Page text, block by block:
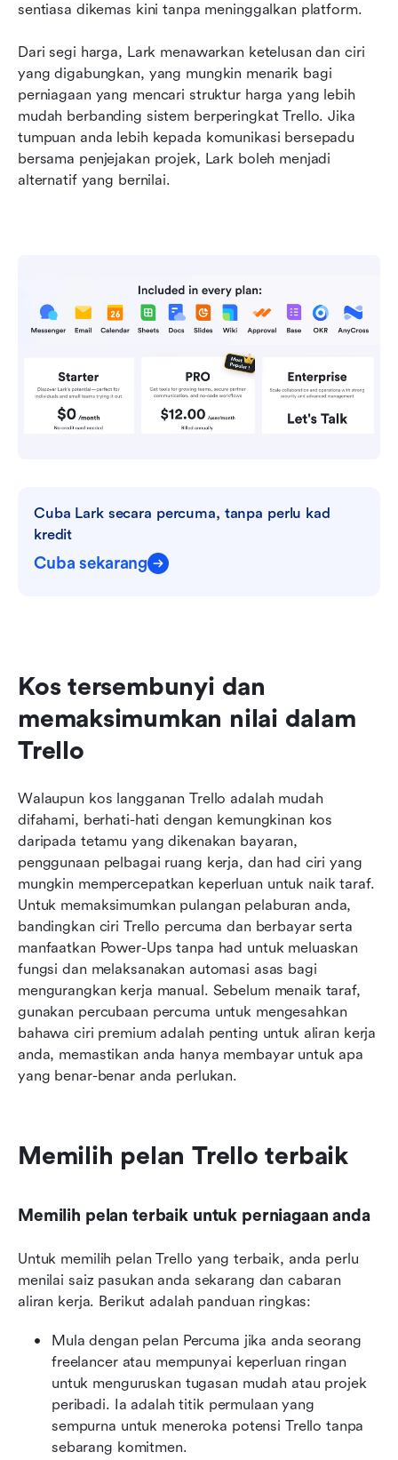
sentiasa dikemas kini tanpa meninggalkan platform.
Dari segi harga, Lark menawarkan ketelusan dan ciri
yang digabungkan, yang mungkin menarik bagi
perniagaan yang mencari struktur harga yang lebih
mudah berbanding sistem berperingkat Trello. Jika
tumpuan anda lebih kepada komunikasi bersepadu
bersama penjejakan projek, Lark boleh menjadi
alternatif yang bernilai.
Cuba Lark secara percuma, tanpa perlu kad
kredit
Cuba sekarang
Kos tersembunyi dan
memaksimumkan nilai dalam
Trello
Walaupun kos langganan Trello adalah mudah
difahami, berhati-hati dengan kemungkinan kos
daripada tetamu yang dikenakan bayaran,
penggunaan pelbagai ruang kerja, dan had ciri yang
mungkin mempercepatkan keperluan untuk naik taraf.
Untuk memaksimumkan pulangan pelaburan anda,
bandingkan ciri Trello percuma dan berbayar serta
manfaatkan Power-Ups tanpa had untuk meluaskan
fungsi dan melaksanakan automasi asas bagi
mengurangkan kerja manual. Sebelum menaik taraf,
gunakan percubaan percuma untuk mengesahkan
bahawa ciri premium adalah penting untuk aliran kerja
anda, memastikan anda hanya membayar untuk apa
yang benar-benar anda perlukan.
Memilih pelan Trello terbaik
Memilih pelan terbaik untuk perniagaan anda
Untuk memilih pelan Trello yang terbaik, anda perlu
menilai saiz pasukan anda sekarang dan cabaran
aliran kerja. Berikut adalah panduan ringkas:
Mula dengan pelan Percuma jika anda seorang
freelancer atau mempunyai keperluan ringan
untuk menguruskan tugasan mudah atau projek
peribadi. Ia adalah titik permulaan yang
sempurna untuk meneroka potensi Trello tanpa
sebarang komitmen.